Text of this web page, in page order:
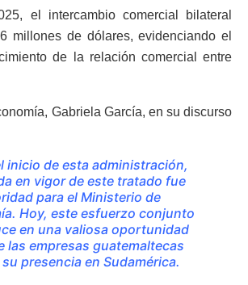
el intercambio comercial bilateral
millones de dólares, evidenciando el
de la relación comercial entre
Gabriela García, en su discurso
inicio de esta administración,
en vigor de este tratado fue
para el Ministerio de
Hoy, este esfuerzo conjunto
en una valiosa oportunidad
las empresas guatemaltecas
presencia en Sudamérica.